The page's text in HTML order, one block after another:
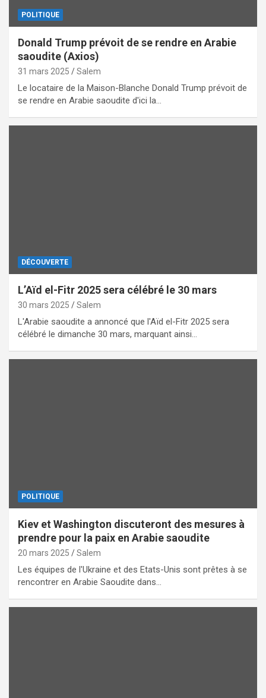
POLITIQUE
Donald Trump prévoit de se rendre en Arabie
saoudite (Axios)
31 mars 2025 Salem
Le locataire de la Maison-Blanche Donald Trump prévoit de
se rendre en Arabie saoudite d'ici la…
DÉCOUVERTE
L’Aïd el-Fitr 2025 sera célébré le 30 mars
30 mars 2025 Salem
L'Arabie saoudite a annoncé que l'Aïd el-Fitr 2025 sera
célébré le dimanche 30 mars, marquant ainsi…
POLITIQUE
Kiev et Washington discuteront des mesures à
prendre pour la paix en Arabie saoudite
20 mars 2025 Salem
Les équipes de l'Ukraine et des Etats-Unis sont prêtes à se
rencontrer en Arabie Saoudite dans…